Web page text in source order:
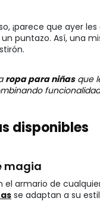
¡parece que ayer
puntazo. Así, una
ropa para niñasque
disponibles
magia
el armario de
se adaptan a su